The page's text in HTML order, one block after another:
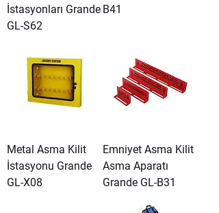
İstasyonları Grande
GL-S62
B41
Metal Asma Kilit
İstasyonu Grande
GL-X08
Emniyet Asma Kilit
Asma Aparatı
Grande GL-B31